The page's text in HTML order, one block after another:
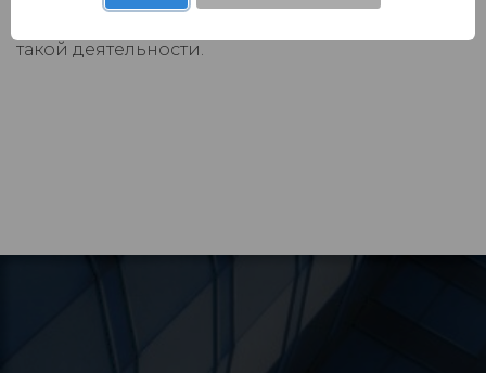
такой деятельности.